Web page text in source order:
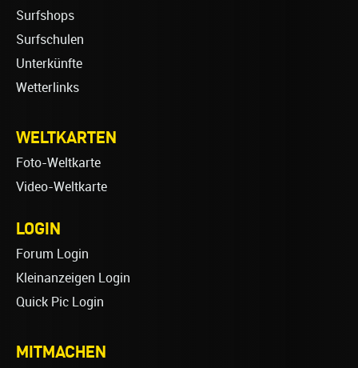
Surfshops
Surfschulen
Unterkünfte
Wetterlinks
WELTKARTEN
Foto-Weltkarte
Video-Weltkarte
LOGIN
Forum Login
Kleinanzeigen Login
Quick Pic Login
MITMACHEN